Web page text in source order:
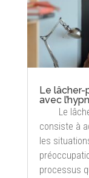
Le lâcher-
avec
Le
consiste à
les
processus